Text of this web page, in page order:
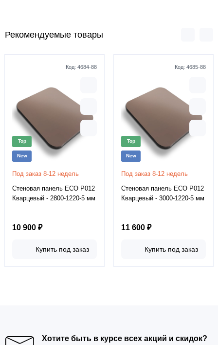
Рекомендуемые товары
Код: 4684-88
Top
New
Под заказ 8-12 недель
Стеновая панель ECO P012
Кварцевый - 2800-1220-5 мм
10 900 ₽
Купить под заказ
Код: 4685-88
Top
New
Под заказ 8-12 недель
Стеновая панель ECO P012
Кварцевый - 3000-1220-5 мм
11 600 ₽
Купить под заказ
Хотите быть в курсе всех акций и скидок?